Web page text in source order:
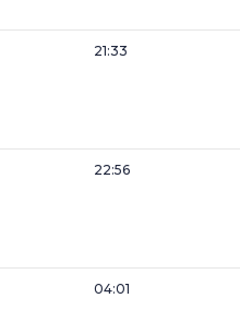
21:33
22:56
04:01